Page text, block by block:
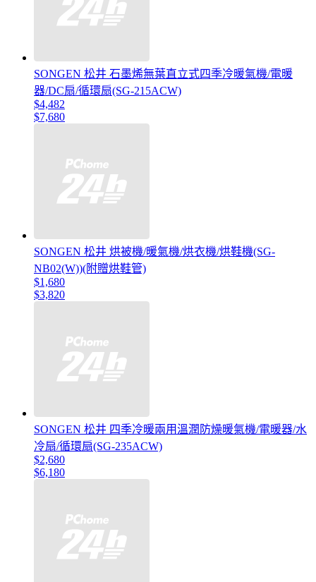
SONGEN 松井 石墨烯無葉直立式四季冷暖氣機/電暖
器/DC扇/循環扇(SG-215ACW)
$4,482
$7,680
SONGEN 松井 烘被機/暖氣機/烘衣機/烘鞋機(SG-
NB02(W))(附贈烘鞋管)
$1,680
$3,820
SONGEN 松井 四季冷暖兩用溫潤防燥暖氣機/電暖器/水
冷扇/循環扇(SG-235ACW)
$2,680
$6,180